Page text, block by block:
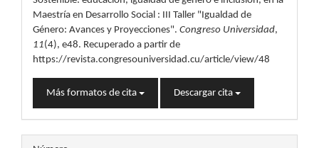
Maestría en Desarrollo Social : III Taller "Igualdad de
Género: Avances y Proyecciones". Congreso Universidad,
11(4), e48. Recuperado a partir de
https://revista.congresouniversidad.cu/article/view/48
Más formatos de cita Descargar cita